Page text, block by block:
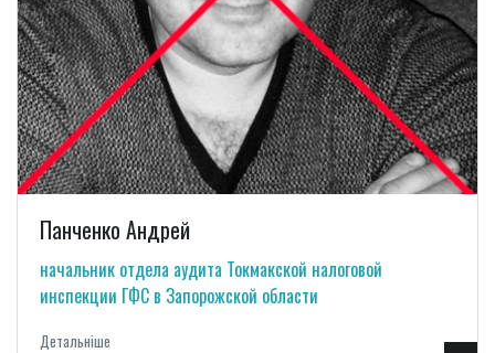
Панченко Андрей
начальник отдела аудита Токмакской налоговой
инспекции ГФС в Запорожской области
Детальнiше